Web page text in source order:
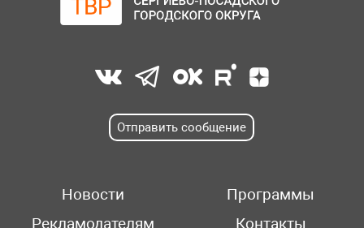
Отправить сообщение
Новости
Программы
Рекламодателям
Контакты